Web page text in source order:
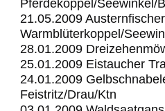
Pferdekoppel/Seewinkel/
21.05.2009 Austernfischer
Warmblüterkoppel/
28.01.2009
25.01.2009 Eistaucher
24.01.2009
Feistritz/Drau/Ktn